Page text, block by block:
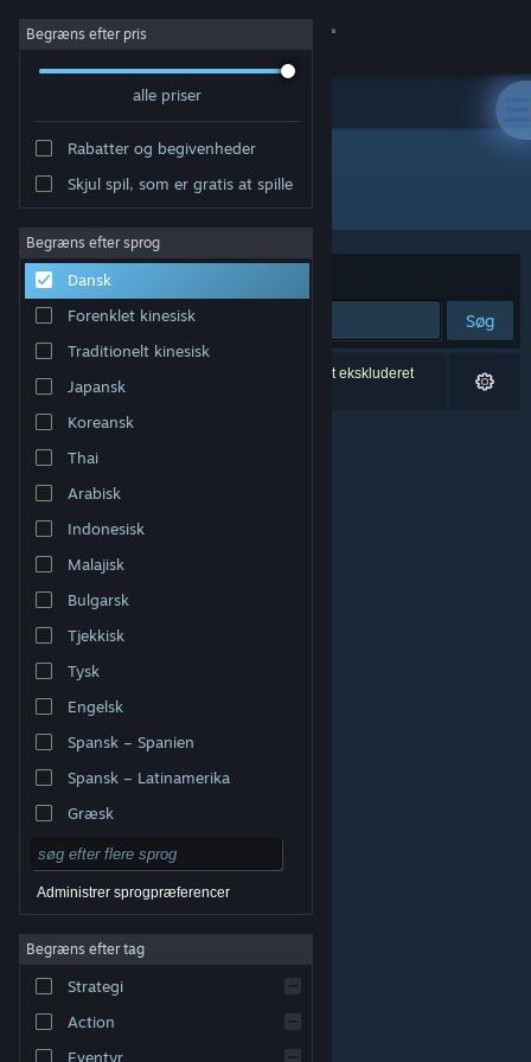
Log på
Om
Support
Skift sprog
Hent Steam-mobilappen
Vis desktop-webside
varemærker tilhører deres respektive indehavere i USA
Tilgængelighed
Refunderinger|
Begræns efter pris
alle priser
Rabatter og begivenheder
Skjul spil, som er gratis at spille
Begræns efter sprog
Dansk
Forenklet kinesisk
Traditionelt kinesisk
Japansk
Koreansk
Thai
Arabisk
Indonesisk
Malajisk
Bulgarsk
Tjekkisk
Tysk
Engelsk
Spansk – Spanien
Spansk – Latinamerika
Græsk
Administrer sprogpræferencer
Begræns efter tag
Strategi
Action
Eventyr
Udgiver: Alex Ilitchev
Sorter efter Relevans
Søg
0 resultater matcher din søgning. 4 titler er blevet ekskluderet
baseret på dine præferencer.